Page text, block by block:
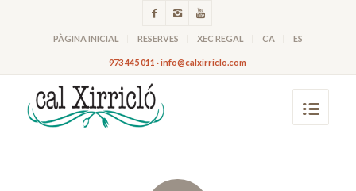
PÀGINA INICIAL RESERVES XEC REGAL CA ES
973 445 011 · info@calxirriclo.com